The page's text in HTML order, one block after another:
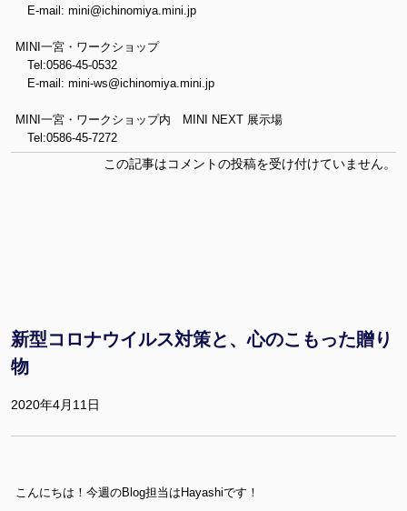
E-mail: mini@ichinomiya.mini.jp
MINI一宮・ワークショップ
Tel:0586-45-0532
E-mail: mini-ws@ichinomiya.mini.jp
MINI一宮・ワークショップ内 MINI NEXT 展示場
Tel:0586-45-7272
この記事はコメントの投稿を受け付けていません。
新型コロナウイルス対策と、心のこもった贈り
物
2020年4月11日
こんにちは！今週のBlog担当はHayashiです！